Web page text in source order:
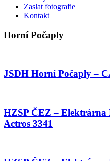
Zaslat fotografie
Kontakt
Horní Počaply
JSDH Horní Počaply –
HZSP ČEZ – Elektrárna
Actros 3341